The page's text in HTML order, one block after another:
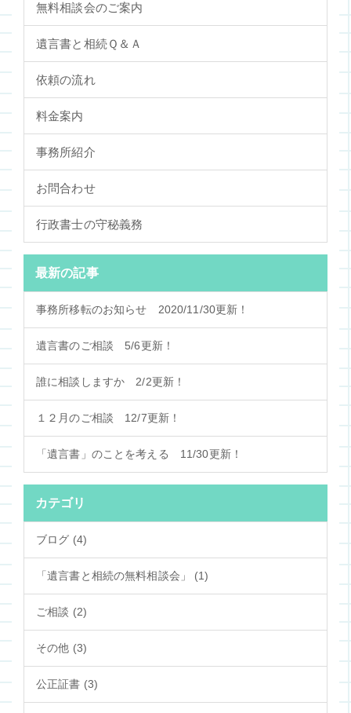
無料相談会のご案内
遺言書と相続Ｑ＆Ａ
依頼の流れ
料金案内
事務所紹介
お問合わせ
行政書士の守秘義務
最新の記事
事務所移転のお知らせ 2020/11/30更新！
遺言書のご相談 5/6更新！
誰に相談しますか 2/2更新！
１２月のご相談 12/7更新！
「遺言書」のことを考える 11/30更新！
カテゴリ
ブログ (4)
「遺言書と相続の無料相談会」 (1)
ご相談 (2)
その他 (3)
公正証書 (3)